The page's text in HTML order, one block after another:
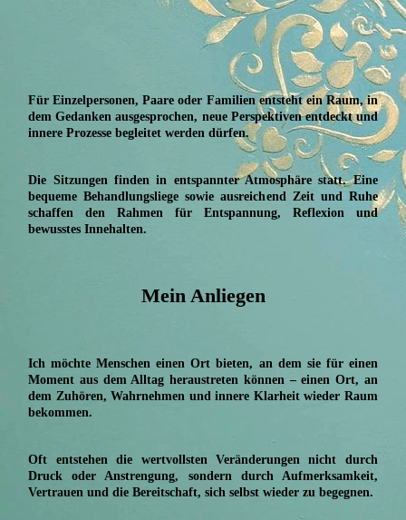
Für Einzelpersonen, Paare oder Familien entsteht ein Raum, in
dem Gedanken ausgesprochen, neue Perspektiven entdeckt und
innere Prozesse begleitet werden dürfen.
Die Sitzungen finden in entspannter Atmosphäre statt. Eine
bequeme Behandlungsliege sowie ausreichend Zeit und Ruhe
schaffen den Rahmen für Entspannung, Reflexion und
bewusstes Innehalten.
Mein Anliegen
Ich möchte Menschen einen Ort bieten, an dem sie für einen
Moment aus dem Alltag heraustreten können – einen Ort, an
dem Zuhören, Wahrnehmen und innere Klarheit wieder Raum
bekommen.
Oft entstehen die wertvollsten Veränderungen nicht durch
Druck oder Anstrengung, sondern durch Aufmerksamkeit,
Vertrauen und die Bereitschaft, sich selbst wieder zu begegnen.